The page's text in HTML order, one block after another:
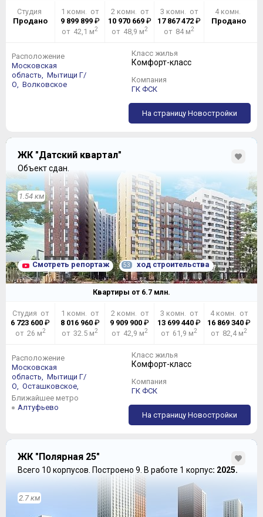
близость к МКАД
Студия
Продано
1 комн. от
9 899 899₽
от 42,1 м2
2 комн. от
10 970 669₽
от 48,9 м2
3 комн. от
17 867 472 ₽
от 84 м2
4 комн.
Продано
Расположение
Московская
область,
Мытищи Г/
О,
Волковское
Класс жилья
Комфорт-класс
Компания
ГК ФСК
На страницу Новостройки
ЖК "Датский квартал"
Объект сдан.
1.54 км
Смотреть репортаж 53 ход строительства
Квартиры от 6.7 млн.
Студия от
6 723 600 ₽
от 26 м2
1 комн. от
8 016 960₽
от 32.5 м2
2 комн. от
9 909 900 ₽
от 42,9 м2
3 комн. от
13 699 440 ₽
от 61,9 м2
4 комн. от
16 869 340₽
от 82,4 м2
Расположение
Московская
область,
Мытищи Г/
О,
Осташковское,
Ближайшее метро
Алтуфьево
Класс жилья
Комфорт-класс
Компания
ГК ФСК
На страницу Новостройки
ЖК "Полярная 25"
Всего 10 корпусов. Построено 9. В работе 1 корпус: 2025.
2.7 км